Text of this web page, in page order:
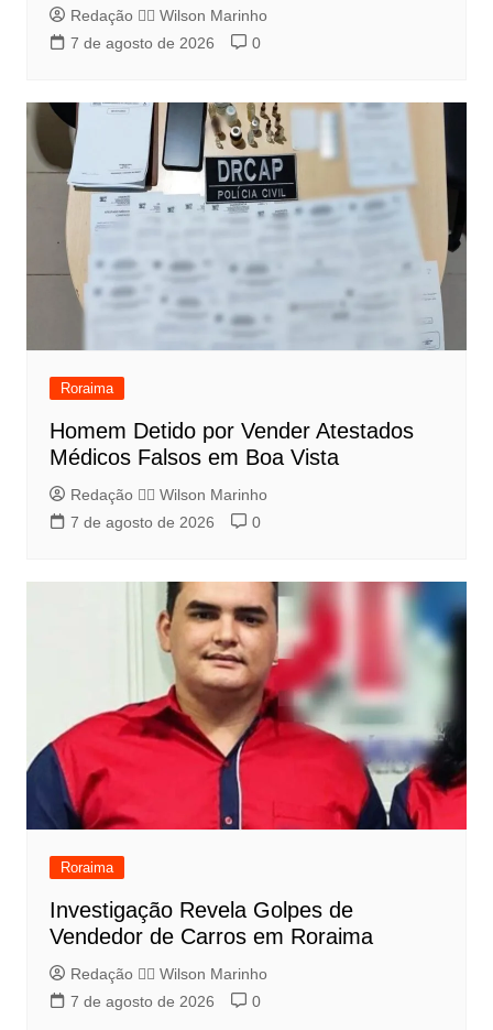
Redação 👨‍⚖️​ Wilson Marinho
7 de agosto de 2026
0
Roraima
Homem Detido por Vender Atestados
Médicos Falsos em Boa Vista
Redação 👨‍⚖️​ Wilson Marinho
7 de agosto de 2026
0
Roraima
Investigação Revela Golpes de
Vendedor de Carros em Roraima
Redação 👨‍⚖️​ Wilson Marinho
7 de agosto de 2026
0